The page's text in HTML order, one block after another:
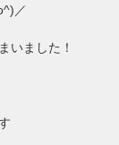
／
いました！